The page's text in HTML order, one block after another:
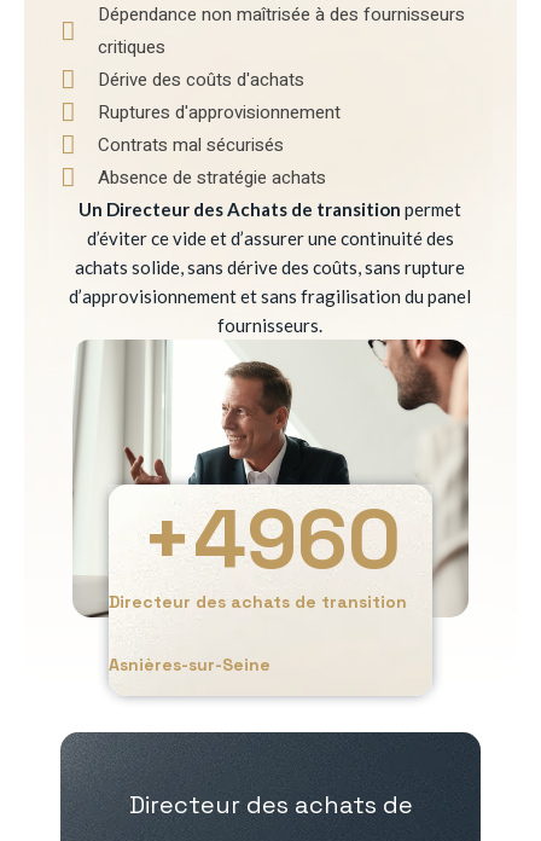
Dépendance non maîtrisée à des fournisseurs
critiques
Dérive des coûts d'achats
Ruptures d'approvisionnement
Contrats mal sécurisés
Absence de stratégie achats
Un Directeur des Achats de transition permet
d’éviter ce vide et d’assurer une continuité des
achats solide, sans dérive des coûts, sans rupture
d’approvisionnement et sans fragilisation du panel
fournisseurs.
Directeur des achats de transition
Asnières-sur-Seine
+4960
Directeur des achats de